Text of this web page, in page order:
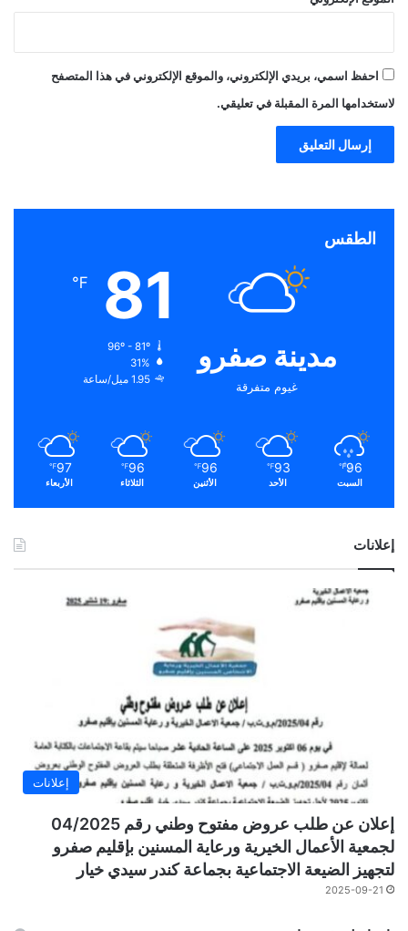
احفظ اسمي، بريدي الإلكتروني، والموقع الإلكتروني في هذا المتصفح
لاستخدامها المرة المقبلة في تعليقي.
الطقس
مدينة صفرو
غيوم متفرقة
81
℉
96º - 81º
31%
1.95 ميل/ساعة
96
℉
السبت
93
℉
الأحد
96
℉
الأثنين
96
℉
الثلاثاء
97
℉
الأربعاء
إعلانات
إعلانات
إعلان عن طلب عروض مفتوح وطني رقم 04/2025
لجمعية الأعمال الخيرية ورعاية المسنين بإقليم صفرو
لتجهيز الضيعة الاجتماعية بجماعة كندر سيدي خيار
2025-09-21